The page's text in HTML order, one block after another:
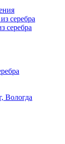
серебра
серебра
Вологда